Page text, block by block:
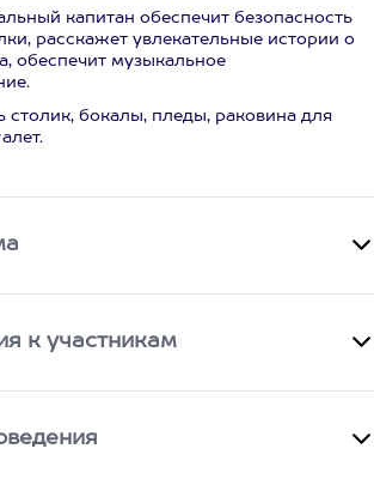
капитан обеспечит безопасность
расскажет увлекательные истории о
обеспечит музыкальное
столик, бокалы, пледы, раковина для
к участникам